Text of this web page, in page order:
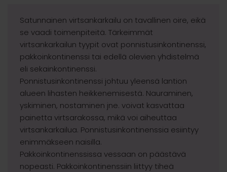
Satunnainen virtsankarkailu on tavallinen oire, eikä
se vaadi toimenpiteitä. Tärkeimmät
virtsankarkailun tyypit ovat ponnistusinkontinenssi,
pakkoinkontinenssi tai edellä olevien yhdistelmä
eli sekainkontinenssi.
Ponnistusinkontinenssi johtuu yleensä lantion
alueen lihasten heikkenemisestä. Nauraminen,
yskiminen, nostaminen jne. voivat kasvattaa
painetta virtsarakossa, mikä voi aiheuttaa
virtsankarkailua. Ponnistusinkontinenssia esiintyy
enimmäkseen naisilla.
Pakkoinkontinenssissa vessaan on päästävä
nopeasti. Pakkoinkontinenssiin liittyy tiheä